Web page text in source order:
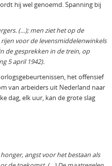
hij wel genoemd. Spanning bij
(…); men ziet het op de
voor de levensmiddelenwinkels
de gesprekken in de trein, op
5 april 1942).
het offensief
van arbeiders uit Nederland naar
dag, elk uur, kan de grote slag
angst voor het bestaan als